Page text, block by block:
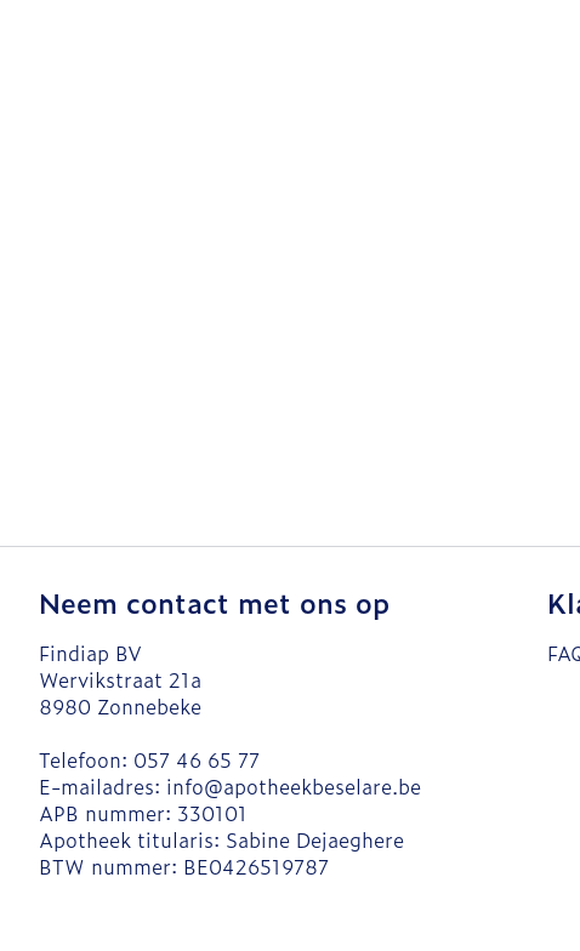
Neem contact met ons op
Findiap BV
Wervikstraat 21a
8980 Zonnebeke
Telefoon: 057 46 65 77
E-mailadres: info@apotheekbeselare.be
APB nummer: 330101
Apotheek titularis: Sabine Dejaeghere
BTW nummer: BE0426519787